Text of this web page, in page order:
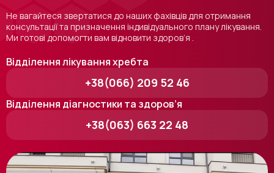
Не вагайтеся звертатися до наших фахівців для отримання
консультації та призначення індивідуального плану лікування.
Ми готові допомогти вам відновити здоров’я .
Відділення лікування хребта
+38(066) 209 52 46
Відділення діагностики та здоров’я
+38(063) 663 22 48